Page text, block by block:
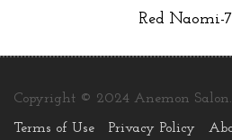
Red Naomi-
Copyright © 2024 Anemon Salon.
Terms of Use Privacy Policy